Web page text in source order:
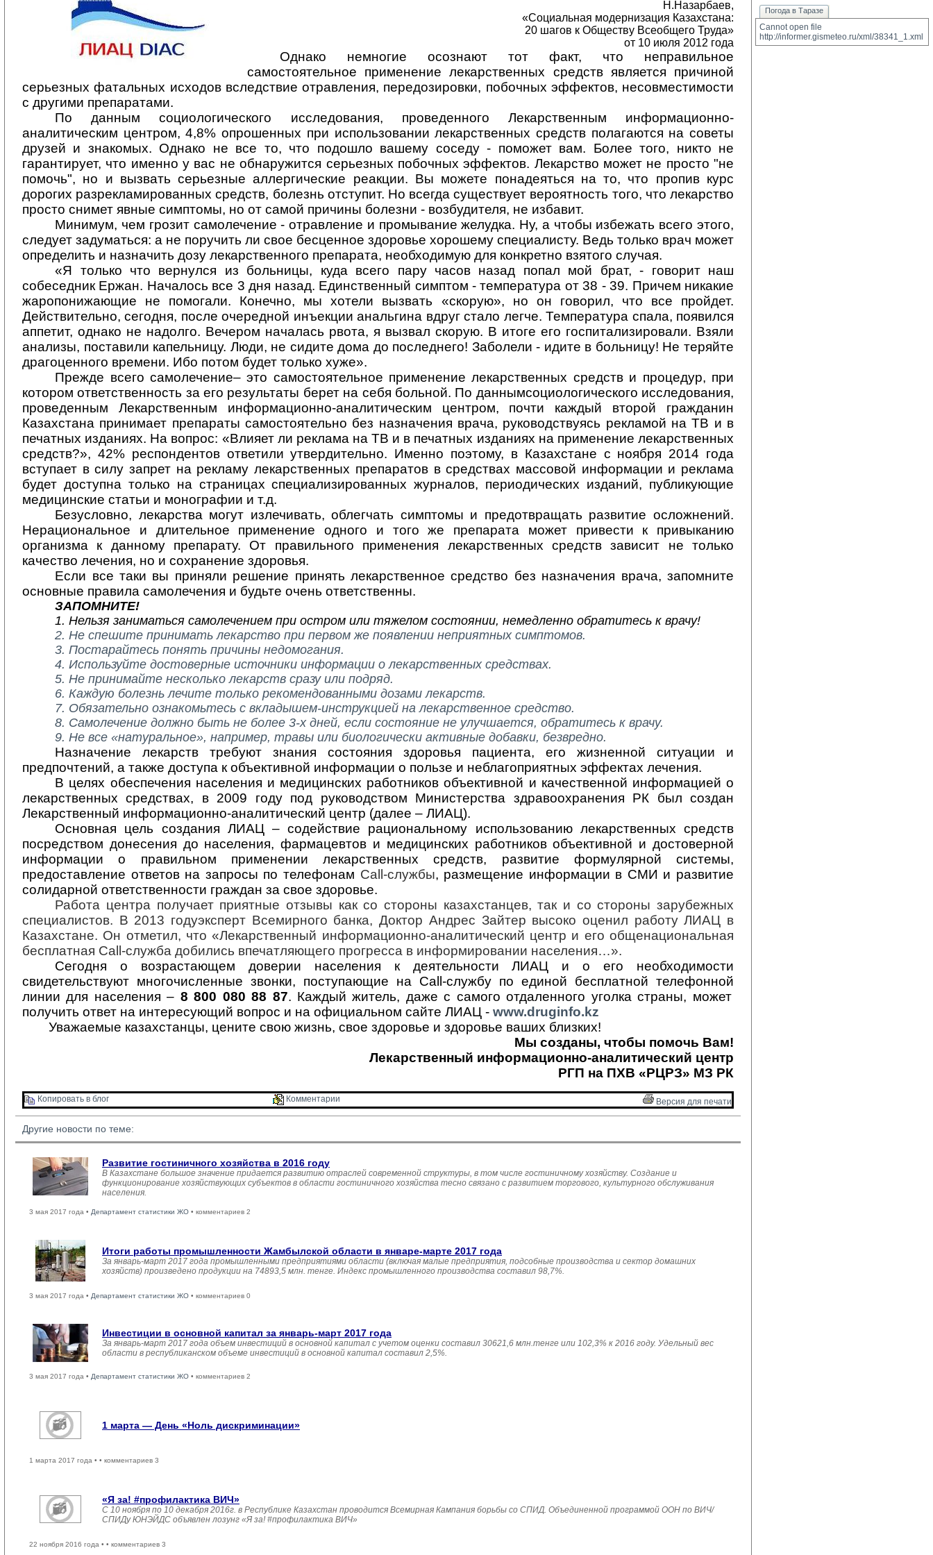
Н.Назарбаев,
«Социальная модернизация Казахстана:
20 шагов к Обществу Всеобщего Труда»
от 10 июля 2012 года
Однако немногие осознают тот факт, что неправильное
самостоятельное применение лекарственных средств является причиной
серьезных фатальных исходов вследствие отравления, передозировки, побочных эффектов, несовместимости
с другими препаратами.
По данным социологического исследования, проведенного Лекарственным информационно-
аналитическим центром, 4,8% опрошенных при использовании лекарственных средств полагаются на советы
друзей и знакомых. Однако не все то, что подошло вашему соседу - поможет вам. Более того, никто не
гарантирует, что именно у вас не обнаружится серьезных побочных эффектов. Лекарство может не просто "не
помочь", но и вызвать серьезные аллергические реакции. Вы можете понадеяться на то, что пропив курс
дорогих разрекламированных средств, болезнь отступит. Но всегда существует вероятность того, что лекарство
просто снимет явные симптомы, но от самой причины болезни - возбудителя, не избавит.
Минимум, чем грозит самолечение - отравление и промывание желудка. Ну, а чтобы избежать всего этого,
следует задуматься: а не поручить ли свое бесценное здоровье хорошему специалисту. Ведь только врач может
определить и назначить дозу лекарственного препарата, необходимую для конкретно взятого случая.
«Я только что вернулся из больницы, куда всего пару часов назад попал мой брат, - говорит наш
собеседник Ержан. Началось все 3 дня назад. Единственный симптом - температура от 38 - 39. Причем никакие
жаропонижающие не помогали. Конечно, мы хотели вызвать «скорую», но он говорил, что все пройдет.
Действительно, сегодня, после очередной инъекции анальгина вдруг стало легче. Температура спала, появился
аппетит, однако не надолго. Вечером началась рвота, я вызвал скорую. В итоге его госпитализировали. Взяли
анализы, поставили капельницу. Люди, не сидите дома до последнего! Заболели - идите в больницу! Не теряйте
драгоценного времени. Ибо потом будет только хуже».
Прежде всего самолечение– это самостоятельное применениелекарственных средств и процедур, при
котором ответственность за его результаты берет на себя больной. По даннымсоциологического исследования,
проведенным Лекарственным информационно-аналитическим центром,
почти каждый второй гражданин
Казахстана принимает препараты самостоятельно без назначения врача, руководствуясь рекламой на ТВ и в
печатных изданиях. На вопрос: «Влияет ли реклама на ТВ и в печатных изданиях на применение лекарственных
средств?», 42% респондентов ответили утвердительно. Именно поэтому, в Казахстане с ноября 2014 года
вступает в силу запрет на рекламу лекарственных препаратовв средствах массовой информации и реклама
будет доступна только на страницах специализированных журналов, периодических изданий, публикующие
медицинские статьи и монографии и т.д.
Безусловно, лекарства могут излечивать, облегчать симптомы и предотвращать развитие осложнений.
Нерациональное и длительное применение одного и того же препарата может привести к привыканию
организма к данному препарату. От правильного применения лекарственных средств зависит не только
качество лечения, но и сохранение здоровья.
Если все таки вы приняли решение принять лекарственное средство без назначения врача, запомните
основные правила самолечения и будьте очень ответственны.
ЗАПОМНИТЕ!
1. Нельзя заниматься самолечением при остром или тяжелом состоянии, немедленно обратитесь к врачу!
2. Не спешите принимать лекарство при первом же появлении неприятных симптомов.
3. Постарайтесь понять причины недомогания.
4. Используйте достоверные источники информации о лекарственных средствах.
5. Не принимайте несколько лекарств сразу или подряд.
6. Каждую болезнь лечите только рекомендованными дозами лекарств.
7. Обязательно ознакомьтесь с вкладышем-инструкцией на лекарственное средство.
8. Самолечение должно быть не более 3-х дней, если состояние не улучшается, обратитесь к врачу.
9. Не все «натуральное», например, травы или биологически активные добавки, безвредно.
Назначение лекарств требуют знания состояния здоровья пациента, его жизненной ситуации и
предпочтений, а также доступа к объективной информации о пользе и неблагоприятных эффектах лечения.
В целях обеспечения населения и медицинских работников объективной и качественной информацией о
лекарственных средствах, в 2009 году под руководством Министерства здравоохранения РК был создан
Лекарственный информационно-аналитический центр (далее – ЛИАЦ).
Основная цель создания ЛИАЦ – содействие рациональному использованию лекарственных средств
посредством донесения до населения, фармацевтов и медицинских работников объективной и достоверной
информации о правильном применении лекарственных средств, развитие формулярной системы,
предоставление ответов на запросы по телефонам Call -службы, размещение информации в СМИ и развитие
солидарной ответственности граждан за свое здоровье.
Работа центра получает приятные отзывы как со стороны казахстанцев, так и со стороны зарубежных
специалистов. В 2013 годуэксперт Всемирного банка, Доктор Андрес Зайтер высоко оценил работу ЛИАЦ в
Казахстане. Он отметил, что «Лекарственный информационно-аналитический центр и его общенациональная
бесплатная Саll-служба добились впечатляющего прогресса в информировании населения…».
Сегодня о возрастающем доверии населения к деятельности ЛИАЦ и о его необходимости
свидетельствуют многочисленные звонки, поступающие на Call-службу по единой бесплатной телефонной
линии для населения – 8 800 080 88 87. Каждый житель, даже с самого отдаленного уголка страны, может
получить ответ на интересующий вопрос и на официальном сайте ЛИАЦ - www.druginfo. kz
Уважаемые казахстанцы, цените свою жизнь, свое здоровье и здоровье ваших близких!
Мы созданы, чтобы помочь Вам!
Лекарственный информационно-аналитический центр
РГП на ПХВ «РЦРЗ» МЗ РК
Копировать в блог Комментарии Версия для печати
Другие новости по теме:
Развитие гостиничного хозяйства в 2016 году
В Казахстане большое значение придается развитию отраслей современной структуры, в том числе гостиничному хозяйству. Создание и
функционирование хозяйствующих субъектов в области гостиничного хозяйства тесно связано с развитием торгового, культурного обслуживания
населения.
3 мая 2017 года • Департамент статистики ЖО • комментариев 2
Итоги работы промышленности Жамбылской области в январе-марте 2017 года
За январь-март 2017 года промышленными предприятиями области (включая малые предприятия, подсобные производства и сектор домашних
хозяйств) произведено продукции на 74893,5 млн. тенге. Индекс промышленного производства составил 98,7%.
3 мая 2017 года • Департамент статистики ЖО • комментариев 0
Инвестиции в основной капитал за январь-март 2017 года
За январь-март 2017 года объем инвестиций в основной капитал с учетом оценки составил 30621,6 млн.тенге или 102,3% к 2016 году. Удельный вес
области в республиканском объеме инвестиций в основной капитал составил 2,5%.
3 мая 2017 года • Департамент статистики ЖО • комментариев 2
1 марта — День «Ноль дискриминации»
1 марта 2017 года • • комментариев 3
«Я за! #профилактика ВИЧ»
С 10 ноября по 10 декабря 2016г. в Республике Казахстан проводится Всемирная Кампания борьбы со СПИД. Объединенной программой ООН по ВИЧ/
СПИДу ЮНЭЙДС объявлен лозунг «Я за! #профилактика ВИЧ»
22 ноября 2016 года • • комментариев 3
Погода в Таразе
Cannot open file
http://informer.gismeteo.ru/xml/38341_1.xml